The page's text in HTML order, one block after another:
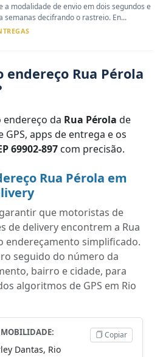
a modalidade de envio em dois segundos e
semanas decifrando o rastreio. En...
endereço Rua Pérola
da Rua Pérola de
apps de entrega e os
69902-897 com precisão.
Rua Pérola em
que motoristas de
de delivery encontrem a Rua
endereçamento simplificado.
seguido do número da
bairro e cidade, para
algoritmos de GPS em Rio
MOBILIDADE:
Dantas, Rio
Copiar